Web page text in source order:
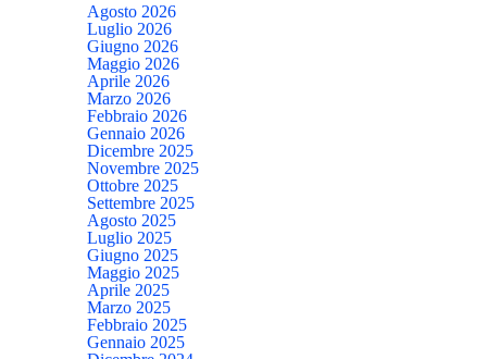
Agosto 2026
Luglio 2026
Giugno 2026
Maggio 2026
Aprile 2026
Marzo 2026
Febbraio 2026
Gennaio 2026
Dicembre 2025
Novembre 2025
Ottobre 2025
Settembre 2025
Agosto 2025
Luglio 2025
Giugno 2025
Maggio 2025
Aprile 2025
Marzo 2025
Febbraio 2025
Gennaio 2025